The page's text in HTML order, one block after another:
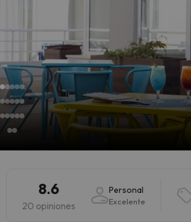
8.6
20 opiniones
Personal
Excelente